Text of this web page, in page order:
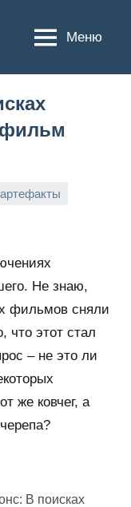
Меню
Не знаю,
фильмов сняли
что этот стал
– не это ли
же ковчег, а
В поисках